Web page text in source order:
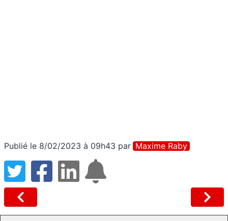
Publié le 8/02/2023 à 09h43 par Maxime Raby